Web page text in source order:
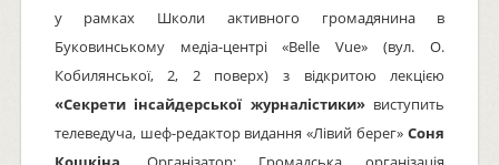
у рамках Школи активного громадянина в
Буковинському медіа-центрі «Belle Vue» (вул. О.
Кобилянської, 2, 2 поверх) з відкритою лекцією
«Секрети інсайдерської журналістики»виступить
телеведуча, шеф-редактор видання «Лівий берег»Соня